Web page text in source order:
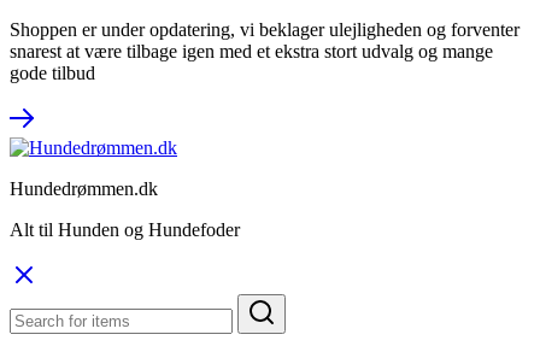
Shoppen er under opdatering, vi beklager ulejligheden og forventer
snarest at være tilbage igen med et ekstra stort udvalg og mange
gode tilbud
Hundedrømmen.dk
Alt til Hunden og Hundefoder